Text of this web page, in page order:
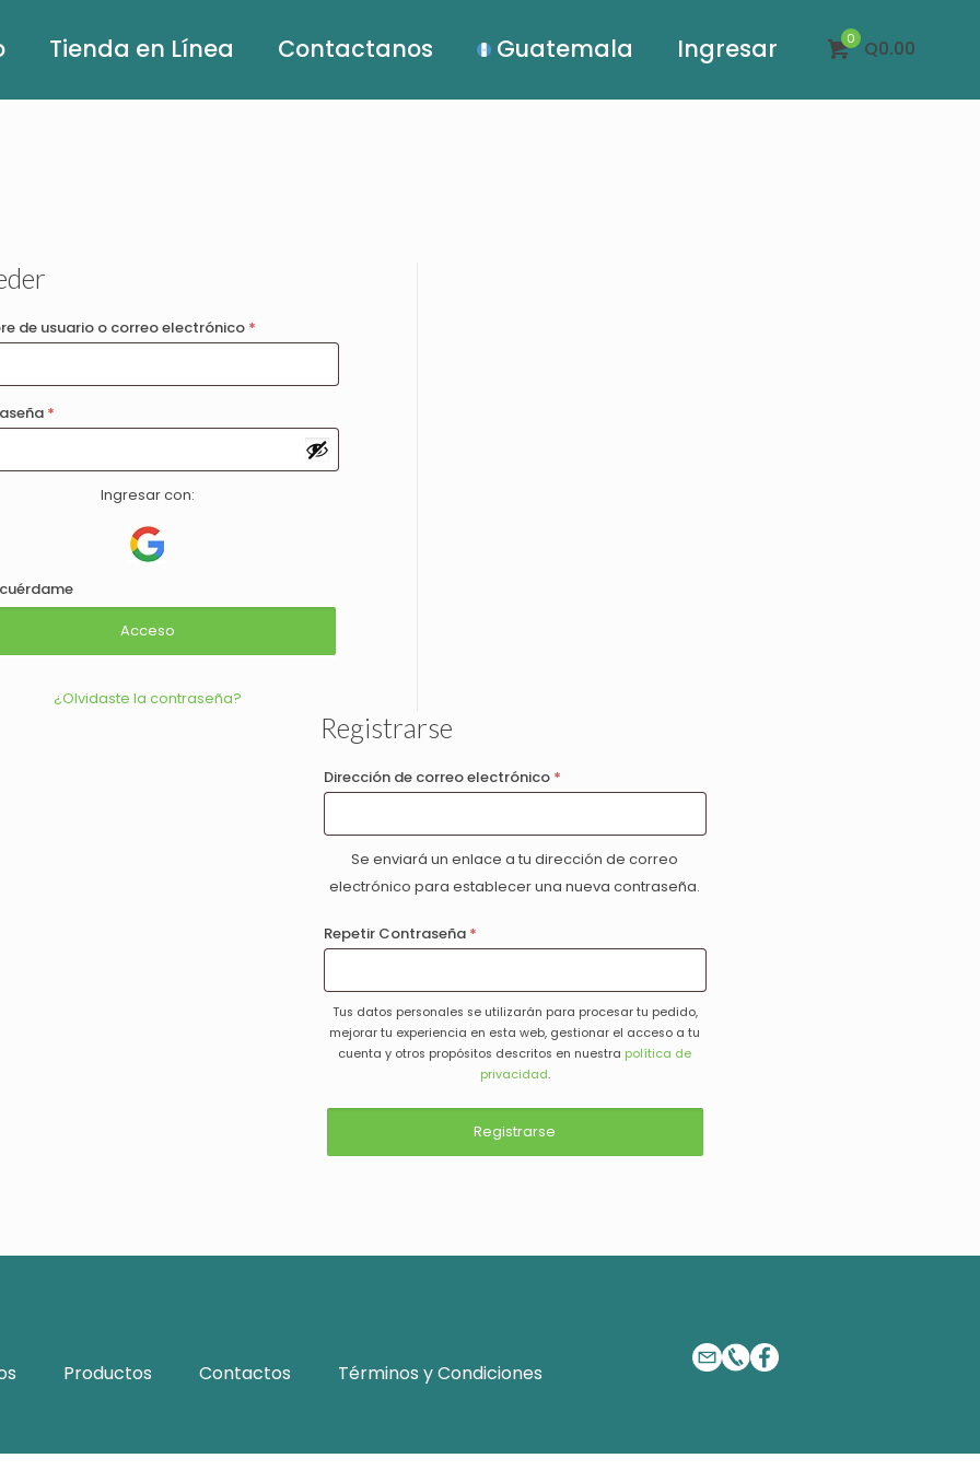
Tienda en Línea Contactanos Guatemala Ingresar 0 Q0.00
de usuario o correo electrónico *
*
Ingresar con:
Acceso
¿Olvidaste la contraseña?
Registrarse
Dirección de correo electrónico *
Se enviará un enlace a tu dirección de correo
electrónico para establecer una nueva contraseña.
Repetir Contraseña *
Tus datos personales se utilizarán para procesar tu pedido,
mejorar tu experiencia en esta web, gestionar el acceso a tu
cuenta y otros propósitos descritos en nuestra política de
privacidad.
Registrarse
Productos Contactos Términos y Condiciones